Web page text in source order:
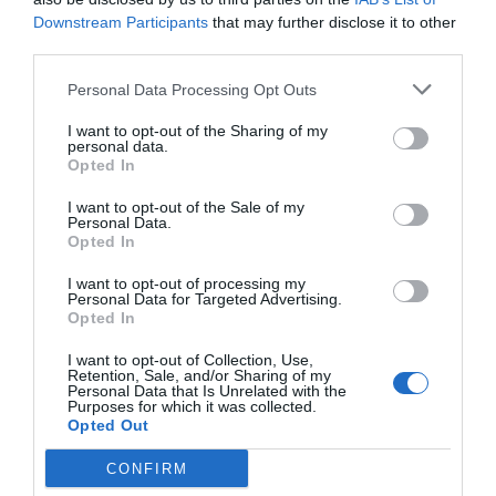
Downstream Participants that may further disclose it to other
Personal Data Processing Opt Outs
I want to opt-out of the Sharing of my
personal data.
Opted In
I want to opt-out of the Sale of my
Personal Data.
Opted In
I want to opt-out of processing my
Personal Data for Targeted Advertising.
Opted In
I want to opt-out of Collection, Use,
Retention, Sale, and/or Sharing of my
Personal Data that Is Unrelated with the
Purposes for which it was collected.
Opted Out
CONFIRM
De confirmarse oficialmente el crimen como un caso
violencia machista
23 las mujeres
lo que va de 2026y1.364 desde que comenzaron los
registros oficiales en 2003
El detenido ha confesado el crimen
El hombre detenido ha confesado haber acabado con
la vida de su pareja y ha asegurado ante los
investigadores que la